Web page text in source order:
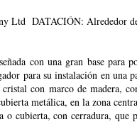
Ltd DATACIÓN: Alrededor
con una gran base para
para su instalación en una
con marco de madera,
metálica, en la zona
cubierta, con cerradura, que